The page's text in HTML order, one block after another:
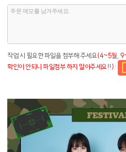
작업 시 필요한 파일을 첨부해 주세요(4~5월,
확인이 안되니 파일첨부 하지 말아주세요!!) :